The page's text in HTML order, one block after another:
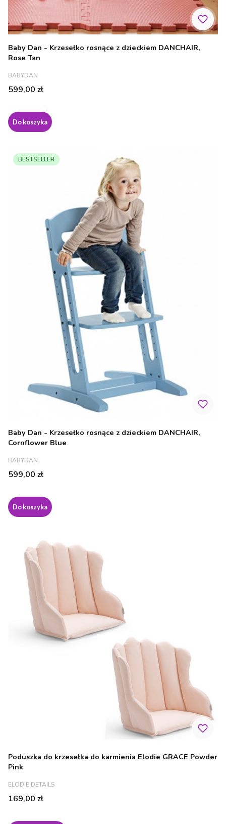
Baby Dan - Krzesełko rosnące z dzieckiem DANCHAIR,
Rose Tan
PRODUCENT
BABYDAN
Cena
599,00 zł
Do koszyka
BESTSELLER
Baby Dan - Krzesełko rosnące z dzieckiem DANCHAIR,
Cornflower Blue
PRODUCENT
BABYDAN
Cena
599,00 zł
Do koszyka
Poduszka do krzesełka do karmienia Elodie GRACE Powder
Pink
PRODUCENT
ELODIE DETAILS
Cena
169,00 zł